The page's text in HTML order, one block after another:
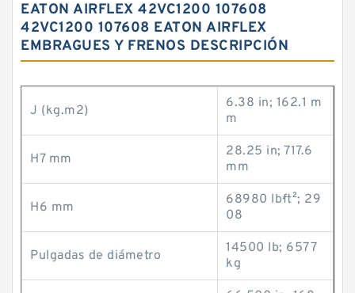
EATON AIRFLEX 42VC1200 107608
42VC1200 107608 EATON AIRFLEX
EMBRAGUES Y FRENOS DESCRIPCIÓN
J (kg.m2)
6.38 in; 162.1 m
m
H7 mm
28.25 in; 717.6
mm
H6 mm
68980 lb·ft²; 29
08
Pulgadas de diámetro
14500 lb; 6577
kg